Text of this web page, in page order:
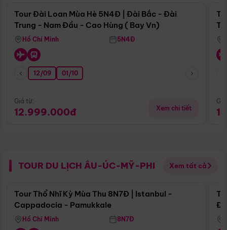
Tour Đài Loan Mùa Hè 5N4Đ | Đài Bắc - Đài
Trung - Nam Đầu - Cao Hùng ( Bay Vn)
Hồ Chí Minh 5N4Đ
12/09 01/10
Giá từ:
12.999.000đ Xem chi tiết
TOUR DU LỊCH ÂU-ÚC-MỸ-PHI Xem tất cả
Điểm nổi bật
Tour Thổ Nhĩ Kỳ Mùa Thu 8N7Đ | Istanbul -
Cappadocia - Pamukkale
Hồ Chí Minh 8N7Đ